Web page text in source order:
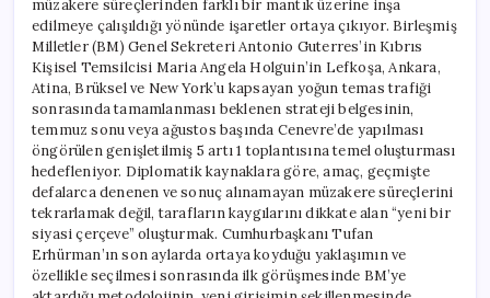
müzakere süreçlerinden farklı bir mantık üzerine inşa
edilmeye çalışıldığı yönünde işaretler ortaya çıkıyor. Birleşmiş
Milletler (BM) Genel Sekreteri Antonio Guterres’in Kıbrıs
Kişisel Temsilcisi Maria Angela Holguin’in Lefkoşa, Ankara,
Atina, Brüksel ve New York’u kapsayan yoğun temas trafiği
sonrasında tamamlanması beklenen strateji belgesinin,
temmuz sonu veya ağustos başında Cenevre’de yapılması
öngörülen genişletilmiş 5 artı 1 toplantısına temel oluşturması
hedefleniyor. Diplomatik kaynaklara göre, amaç, geçmişte
defalarca denenen ve sonuç alınamayan müzakere süreçlerini
tekrarlamak değil, tarafların kaygılarını dikkate alan “yeni bir
siyasi çerçeve” oluşturmak. Cumhurbaşkanı Tufan
Erhürman’ın son aylarda ortaya koyduğu yaklaşımın ve
özellikle seçilmesi sonrasında ilk görüşmesinde BM’ye